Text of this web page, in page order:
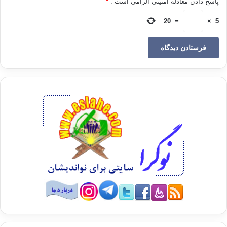
در عرصه اجتماعی بنا را بر تربیت سازنده فرد صالح و شهروند با
اخلاق نهاده و از جدل بیهوده و خشونت و تندروی و احساسی نمودن
جامعه و ایجاد تنش پرهیزکرده و همزیستی مسالمت‌آمیز و اهتمام به
عقلانیّت‌ و علم‌گرایی و عمل‌گرایی را مرهمی بر زخم‌های عمیق
جامعه می‌داند و با تبعیت از آیه «وَتَعَاوَنُوا عَلَى الْبِرِّ وَالتَّقْوَى وَلَا تَعَاوَنُوا
عَلَى الْإِثْمِ وَالْعُدْوَانِ»﴿مائده/٢﴾ «ودر برّ و تقوی با هم همیاری کنید و
خیرخواهی دراز نموده و جمع شدن با هر اندیشه سالمی را در
راستای منافع مردم روا می‌داند. مفسّران‌ درباره کلمه برّ گفته‌اند هر
چیزی که برای مردم جلب منافع و دفع مضرّات‌ کند زیر مجموعه آن
قرار می‌گیرد. این مبنا انگیزه اصلی برای ورود به عرصه‌های
اجتماعی از فعّالیّت‌های خیریه تا مشارکت‌های سیاسی بوده است.
بعضاً در کنش انتخاباتی خود مثلاً در شوراها از کسانی حمایت
کرده‌ایم که نه تنها با جماعت نبوده‌اند بلکه گاهاً خط مشی کاملاً‌
متفاوت داشته‌اند؛ اما چون آنان را در خدمت به مردم نسبت به
دیگران صادق‌تر دانسته از آن‌ها حمایت کرده است. در حقیقت برای
5
×
=
20